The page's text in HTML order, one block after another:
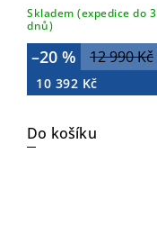
Skladem (expedice do 3
dnů)
12 990 Kč
–20 %
10 392 Kč
Do košíku